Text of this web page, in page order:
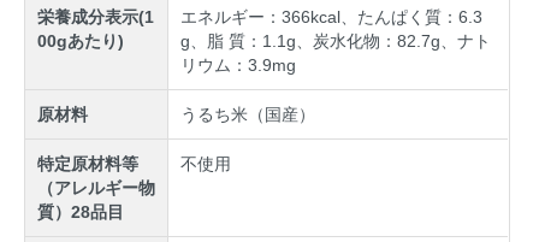
栄養成分表示(1
00gあたり)
エネルギー：366kcal、たんぱく質：6.3
g、脂 質：1.1g、炭水化物：82.7g、ナト
リウム：3.9mg
原材料 うるち米（国産）
特定原材料等
（アレルギー物
質）28品目
不使用